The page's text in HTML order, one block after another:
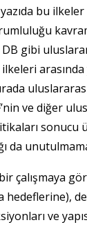
bu
DB gibi
ilkeleri
ve diğer
da
çalışmaya
hedeflerine),
ve